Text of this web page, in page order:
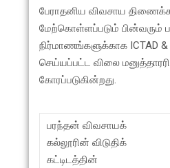
பேராதனிய விவசாய
மேற்கொள்ளப்படும் பின்வரும்
நிர்மாணங்களுக்காக ICTAD &
செய்யப்பட்ட விலை
கோரப்படுகின்றது.
பரந்தன் விவசாயக்
கல்லூரின் விடுதிக்
கட்டிடத்தின்